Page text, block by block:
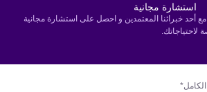
استشارة مجانية
أحد خبرائنا المعتمدين و احصل على استشارة مجانية
*